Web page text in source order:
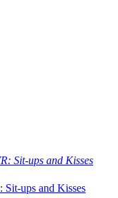
ups and Kisses